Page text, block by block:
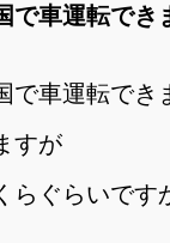
で車運転でき
で車運転でき
すが
らぐらいです